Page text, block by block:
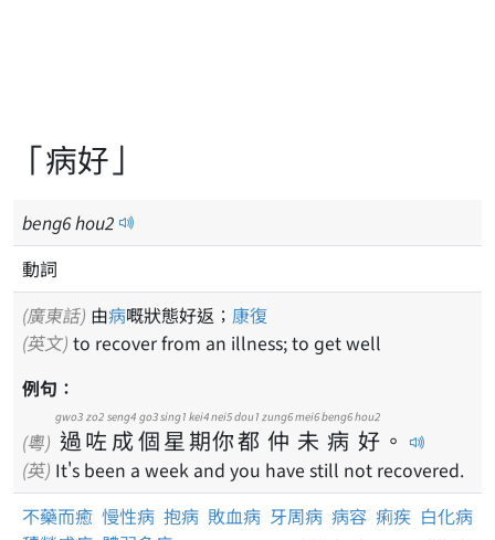
「病好」
beng6hou2
動詞
(廣東話) 由病嘅狀態好返； 康復
(英文) to recover from an illness; to get well
例句：
(粵) 過
gwo3
咗
zo2
成
seng4
個
go3
星
sing1
期
kei4
你
nei5
都
dou1
仲
zung6
未
mei6
病
beng6
好
hou2
。
(英) It's been a week and you have still not recovered.
不藥而癒 慢性病 抱病 敗血病 牙周病 病容 痢疾 白化病